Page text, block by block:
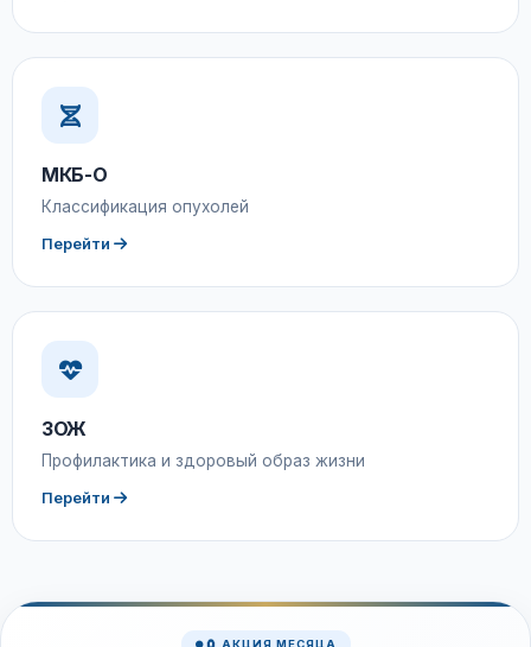
МКБ-О
Классификация опухолей
Перейти
ЗОЖ
Профилактика и здоровый образ жизни
Перейти
🧲 АКЦИЯ МЕСЯЦА